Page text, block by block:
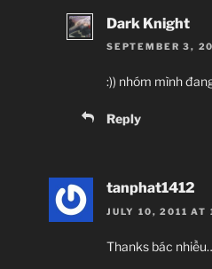
Dark Knight
SEPTEMBER 3,
:)) nhóm mình
Reply
tanphat1412
JULY 10, 2011 AT
Thanks bác